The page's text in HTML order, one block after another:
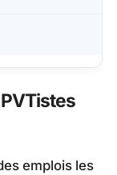
emplois les